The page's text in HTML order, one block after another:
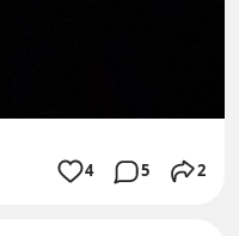
4 5 2